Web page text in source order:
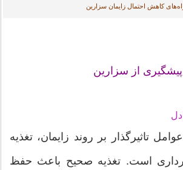
کاهش احتمال زایمان سزارین
از سزارین
تاثیرگذار بر روند زایمان، تغذیه
است. تغذیه صحیح باعث حفظ